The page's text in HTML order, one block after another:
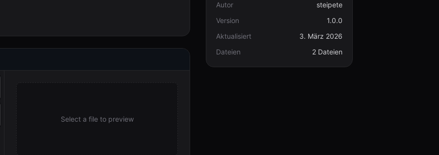
Select a file to preview
Autor
steipete
Version
1.0.0
Aktualisiert
3. März 2026
Dateien
2 Dateien